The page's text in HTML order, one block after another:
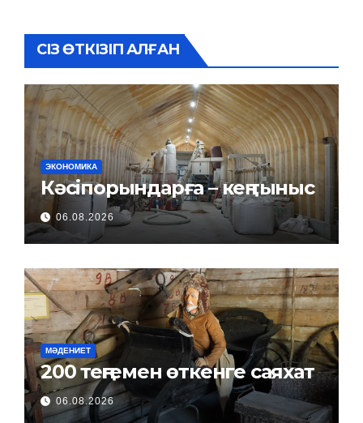
СІЗ ӨТКІЗІП АЛҒАН
ЭКОНОМИКА
Кәсіпорындарға – кең тыныс
06.08.2026
МӘДЕНИЕТ
200 теңгемен өткенге саяхат
06.08.2026